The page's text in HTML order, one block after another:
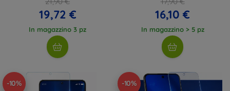
19,72 €
In magazzino 3 pz
16,10 €
In magazzino > 5 pz
-10% -10%